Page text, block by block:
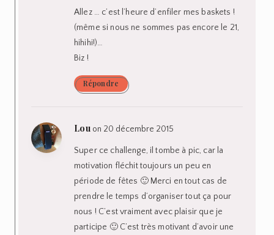
Allez … c’est l’heure d’enfiler mes baskets !
(même si nous ne sommes pas encore le 21,
hihihi!)…
Biz !
Répondre
Lou on 20 décembre 2015
Super ce challenge, il tombe à pic, car la
motivation fléchit toujours un peu en
période de fêtes 🙂 Merci en tout cas de
prendre le temps d’organiser tout ça pour
nous ! C’est vraiment avec plaisir que je
participe 🙂 C’est très motivant d’avoir une